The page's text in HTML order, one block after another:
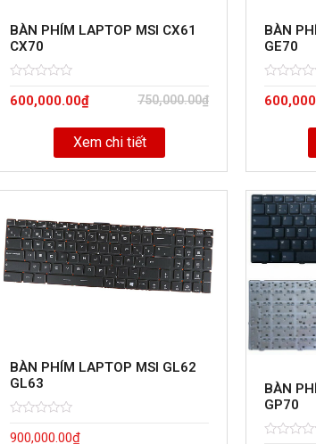
BÀN PHÍM LAPTOP MSI CX61
CX70
0
750,000.00₫
600,000.00₫
Xem chi tiết
BÀN
GE70
0
BÀN PHÍM LAPTOP MSI GL62
GL63
0
900,000.00₫
BÀN
GP70